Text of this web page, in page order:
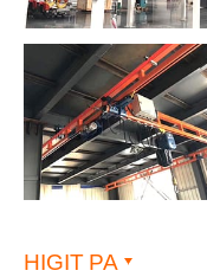
HIGIT PA